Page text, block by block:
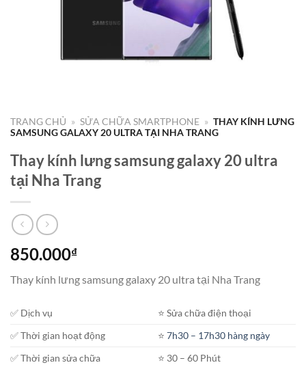
TRANG CHỦ » SỬA CHỮA SMARTPHONE » THAY KÍNH LƯNG
SAMSUNG GALAXY 20 ULTRA TẠI NHA TRANG
Thay kính lưng samsung galaxy 20 ultra
tại Nha Trang
850.000₫
Thay kính lưng samsung galaxy 20 ultra tại Nha Trang
✅ Dịch vụ
⭐️ Sửa chữa điện thoại
✅ Thời gian hoạt động
⭐️7h30 – 17h30 hàng ngày
✅ Thời gian sửa chữa
⭐️ 30 – 60 Phút